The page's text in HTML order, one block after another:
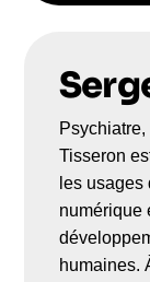
Tisseron
les
numérique
humaines.